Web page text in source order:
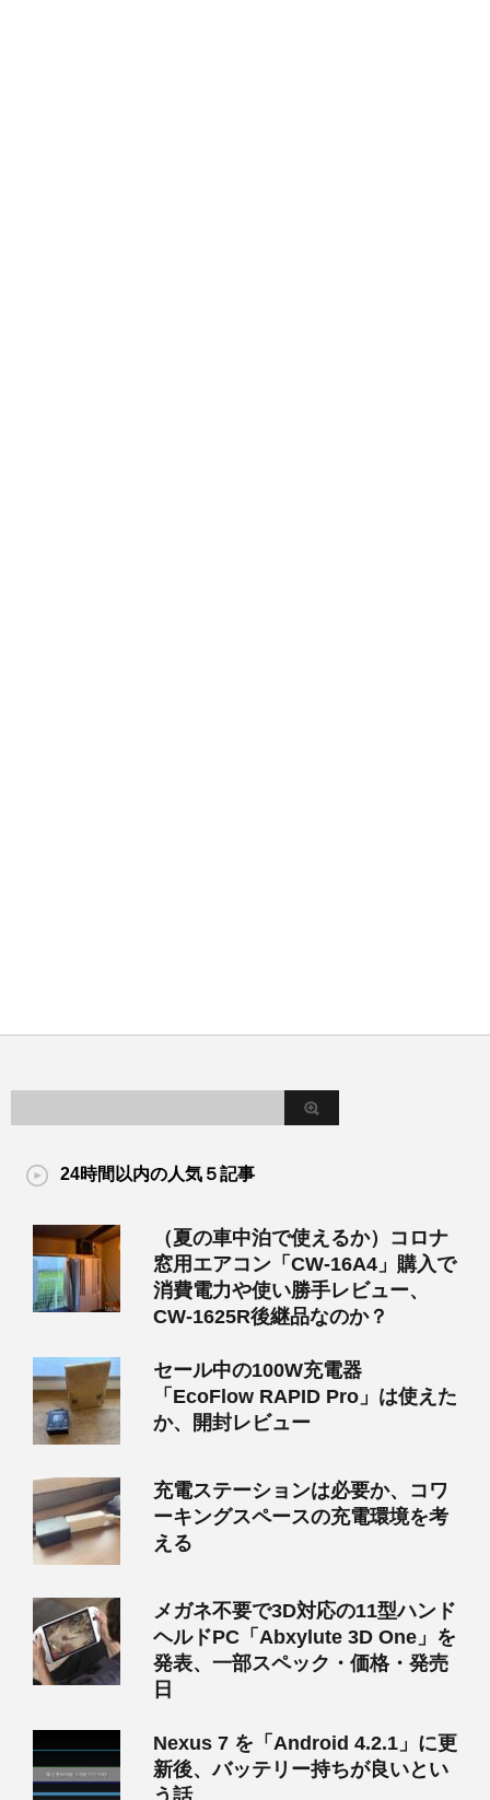
24時間以内の人気５記事
（夏の車中泊で使えるか）コロナ
窓用エアコン「CW-16A4」購入で
消費電力や使い勝手レビュー、
CW-1625R後継品なのか？
セール中の100W充電器
「EcoFlow RAPID Pro」は使えた
か、開封レビュー
充電ステーションは必要か、コワ
ーキングスペースの充電環境を考
える
メガネ不要で3D対応の11型ハンド
ヘルドPC「Abxylute 3D One」を
発表、一部スペック・価格・発売
日
Nexus 7 を「Android 4.2.1」に更
新後、バッテリー持ちが良いとい
う話